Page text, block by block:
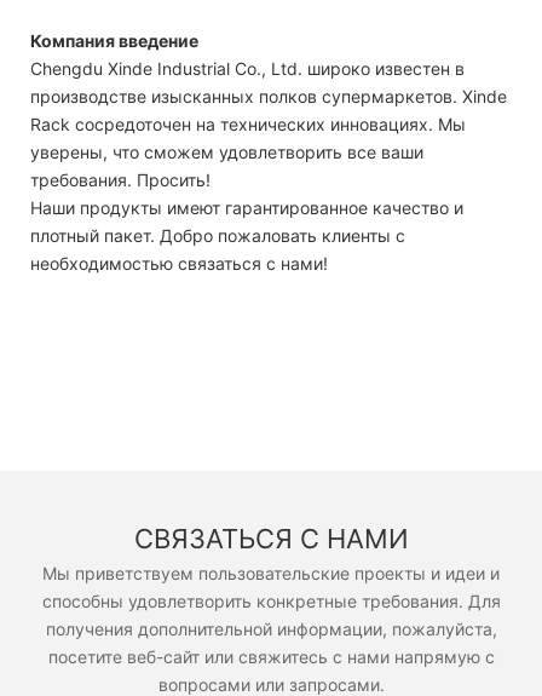
Компания введение
Chengdu Xinde Industrial Co., Ltd. широко известен в
производстве изысканных полков супермаркетов. Xinde
Rack сосредоточен на технических инновациях. Мы
уверены, что сможем удовлетворить все ваши
требования. Просить!
Наши продукты имеют гарантированное качество и
плотный пакет. Добро пожаловать клиенты с
необходимостью связаться с нами!
СВЯЗАТЬСЯ С НАМИ
Мы приветствуем пользовательские проекты и идеи и
способны удовлетворить конкретные требования. Для
получения дополнительной информации, пожалуйста,
посетите веб-сайт или свяжитесь с нами напрямую с
вопросами или запросами.